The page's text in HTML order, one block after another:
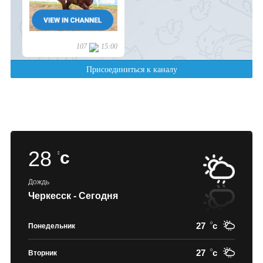
28 c
Дождь
Черкесск - Сегодня
Понедельник 27 c
Вторник 27 c